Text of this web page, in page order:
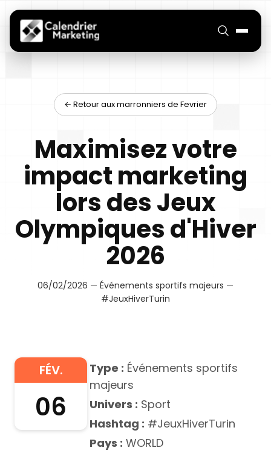
← Retour aux marronniers de Fevrier
Maximisez votre
impact marketing
lors des Jeux
Olympiques d'Hiver
2026
06/02/2026 — Événements sportifs majeurs —
#JeuxHiverTurin
FÉV.
06
Type : Événements sportifs
majeurs
Univers : Sport
Hashtag : #JeuxHiverTurin
Pays : WORLD